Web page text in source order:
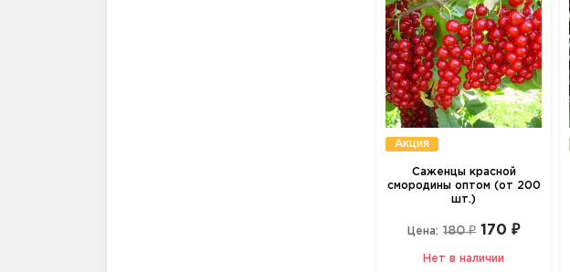
Акция
Саженцы красной
смородины оптом (от 200
шт.)
Цена: 180 ₽ 170 ₽
Нет в наличии